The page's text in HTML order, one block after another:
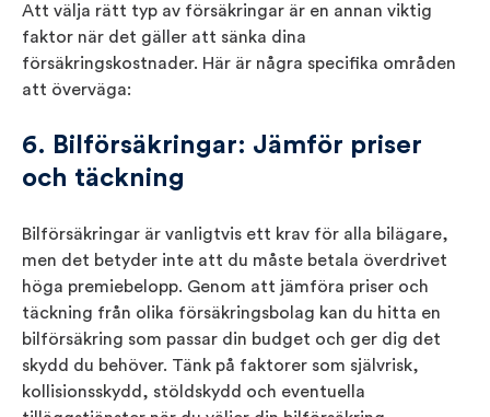
Att välja rätt typ av försäkringar är en annan viktig
faktor när det gäller att sänka dina
försäkringskostnader. Här är några specifika områden
att överväga:
6. Bilförsäkringar: Jämför priser
och täckning
Bilförsäkringar är vanligtvis ett krav för alla bilägare,
men det betyder inte att du måste betala överdrivet
höga premiebelopp. Genom att jämföra priser och
täckning från olika försäkringsbolag kan du hitta en
bilförsäkring som passar din budget och ger dig det
skydd du behöver. Tänk på faktorer som självrisk,
kollisionsskydd, stöldskydd och eventuella